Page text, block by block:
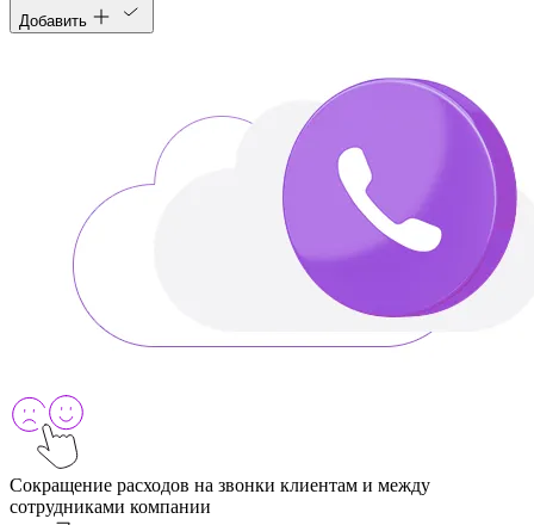
Добавить
Сокращение расходов на звонки клиентам и между
сотрудниками компании